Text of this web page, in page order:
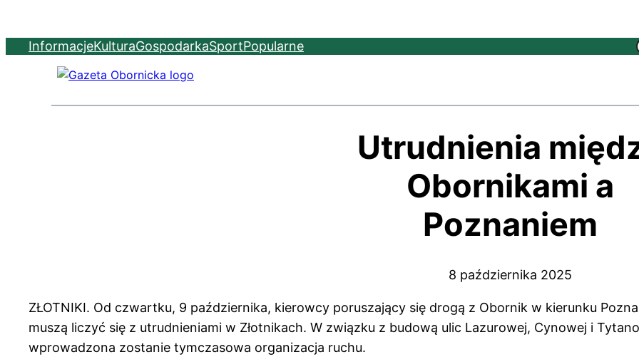
InformacjeKulturaGospodarkaSportPopularne
Utrudnienia
Obornikami a
Poznaniem
8 października 2025
ZŁOTNIKI. Od czwartku, 9 października, kierowcy poruszający się drogą z Obornik w kierunku
muszą liczyć się z utrudnieniami w Złotnikach. W związku z budową ulic Lazurowej, Cynowej i
wprowadzona zostanie tymczasowa organizacja ruchu.